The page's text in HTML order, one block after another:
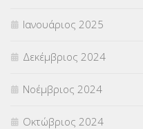
Ιανουάριος 2025
Δεκέμβριος 2024
Νοέμβριος 2024
Οκτώβριος 2024